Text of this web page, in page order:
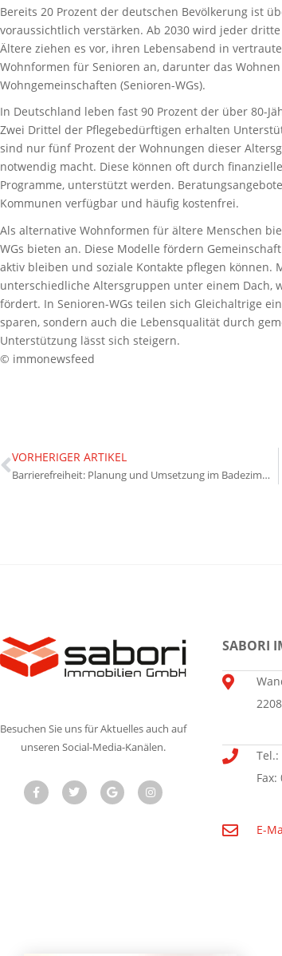
Bereits 20 Prozent der deutschen Bevölkerung ist
voraussichtlich verstärken. Ab 2030 wird jeder
Ältere ziehen es vor, ihren Lebensabend in
Wohnformen für Senioren an, darunter das
Wohngemeinschaften (Senioren-WGs).
In Deutschland leben fast 90 Prozent der über 80-
Zwei Drittel der Pflegebedürftigen erhalten
sind nur fünf Prozent der Wohnungen dieser
notwendig macht. Diese können oft durch
Programme, unterstützt werden.
Kommunen verfügbar und häufig kostenfrei.
Als alternative Wohnformen für ältere Menschen
WGs bieten an. Diese Modelle fördern
aktiv bleiben und soziale Kontakte pflegen können.
unterschiedliche Altersgruppen unter einem Dach,
fördert. In Senioren-WGs teilen sich Gleichaltrige
sparen, sondern auch die Lebensqualität durch
Unterstützung lässt sich steigern.
© immonewsfeed
VORHERIGER ARTIKEL
Barrierefreiheit: Planung und Umsetzung im Badezimmer
Besuchen Sie uns für Aktuelles auch auf
unseren Social-Media-Kanälen.
SABORI
Tel.:
Fax:
E-